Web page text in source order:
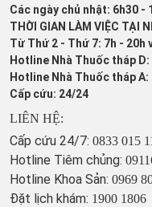
Các ngày chủ nhật: 6h30 -
THỜI GIAN LÀM VIỆC TẠI
Từ Thứ 2 - Thứ 7: 7h - 20h
Hotline Nhà Thuốc tháp
Hotline Nhà Thuốc tháp A:
Cấp cứu: 24/24
LIÊN HỆ:
Cấp cứu 24/7: 0833 015
Hotline Tiêm chủng:
Hotline Khoa Sản: 0969
Đặt lịch khám: 1900 1806